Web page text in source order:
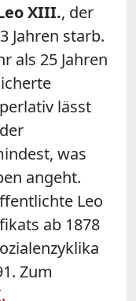
XIII., der
Jahren starb.
als 25 Jahren
lässt
was
angeht.
Leo
ab 1878
Zum